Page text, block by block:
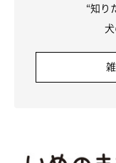
“知り